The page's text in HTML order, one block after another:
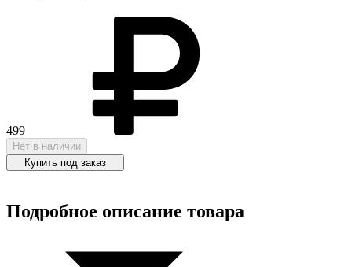
499
Нет в наличии
Купить под заказ
Подробное описание товара